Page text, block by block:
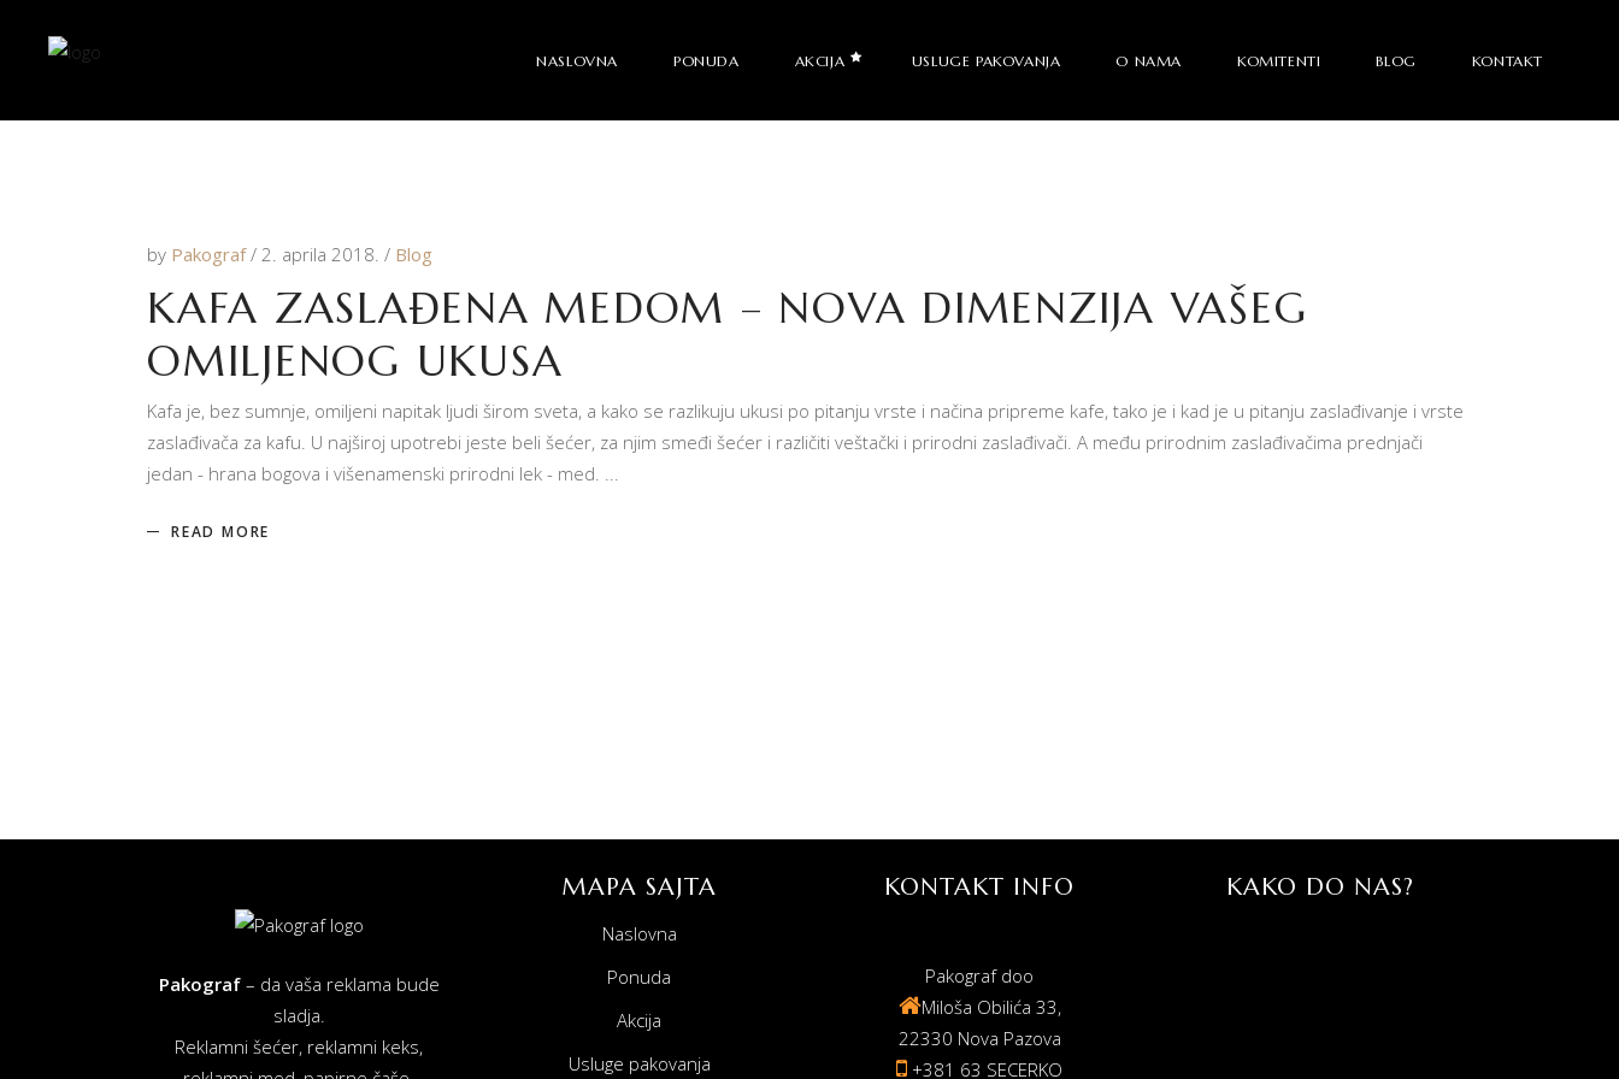
NASLOVNA PONUDA AKCIJA USLUGE PAKOVANJA O NAMA KOMITENTI BLOG KONTAKT
by Pakograf 2. aprila 2018. Blog
KAFA ZASLAĐENA MEDOM – NOVA DIMENZIJA VAŠEG
OMILJENOG UKUSA
Kafa je, bez sumnje, omiljeni napitak ljudi širom sveta, a kako se razlikuju ukusi po pitanju vrste i načina pripreme kafe, tako je i kad je u pitanju zaslađivanje i vrste
zaslađivača za kafu. U najširoj upotrebi jeste beli šećer, za njim smeđi šećer i različiti veštački i prirodni zaslađivači. A među prirodnim zaslađivačima prednjači
jedan - hrana bogova i višenamenski prirodni lek - med.
READ MORE
Pakograf– da vaša reklama bude
sladja.
Reklamni šećer, reklamni keks,
MAPA SAJTA
Naslovna
Ponuda
Akcija
Usluge pakovanja
KONTAKT INFO
Pakograf doo
Miloša Obilića 33,
22330 Nova Pazova
+381 63 SECERKO
KAKO DO NAS?